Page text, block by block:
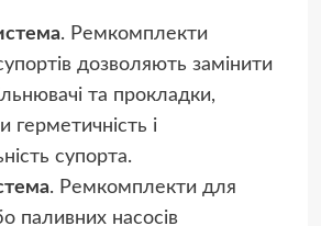
. Ремкомплекти
дозволяють замінити
та прокладки,
герметичність і
супорта.
. Ремкомплекти для
паливних насосів